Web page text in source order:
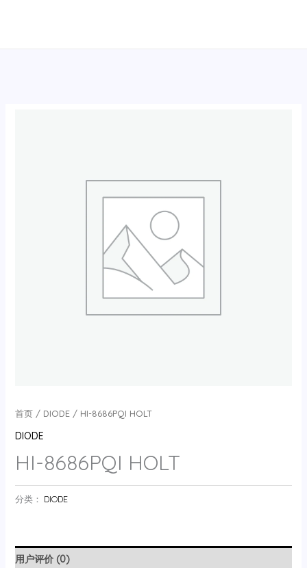
首页/ DIODE/ HI-8686PQI HOLT
DIODE
HI-8686PQI HOLT
分类： DIODE
用户评价 (0)